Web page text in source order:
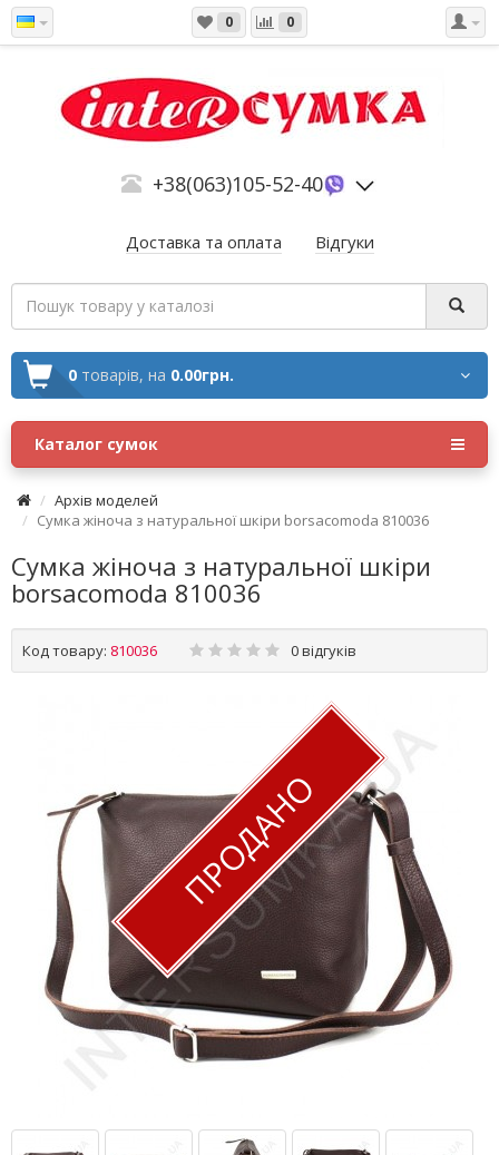
0 0
+38(063)105-52-40
Доставка та оплата Відгуки
0 товарів, на 0.00грн.
Каталог сумок
Архів моделей
Сумка жіноча з натуральної шкіри borsacomoda 810036
Сумка жіноча з натуральної шкіри
borsacomoda 810036
Код товару: 810036 0 відгуків
ПРОДАНО